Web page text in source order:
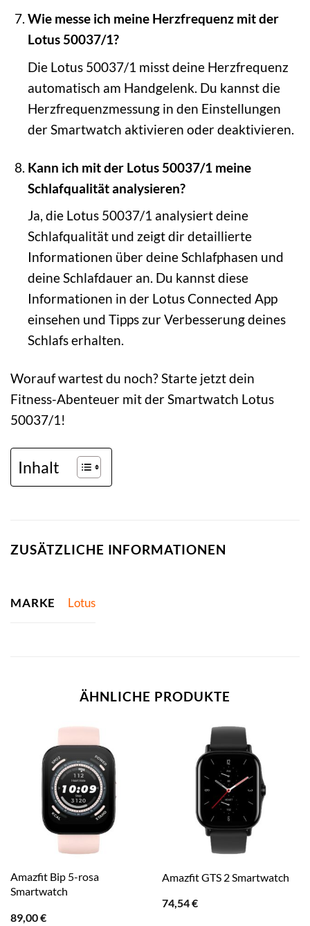
Wie messe ich meine Herzfrequenz mit der
Lotus 50037/1?
Die Lotus 50037/1 misst deine Herzfrequenz
automatisch am Handgelenk. Du kannst die
Herzfrequenzmessung in den Einstellungen
der Smartwatch aktivieren oder deaktivieren.
Kann ich mit der Lotus 50037/1 meine
Schlafqualität analysieren?
Ja, die Lotus 50037/1 analysiert deine
Schlafqualität und zeigt dir detaillierte
Informationen über deine Schlafphasen und
deine Schlafdauer an. Du kannst diese
Informationen in der Lotus Connected App
einsehen und Tipps zur Verbesserung deines
Schlafs erhalten.
Worauf wartest du noch? Starte jetzt dein
Fitness-Abenteuer mit der Smartwatch Lotus
50037/1!
Inhalt
ZUSÄTZLICHE INFORMATIONEN
MARKE Lotus
ÄHNLICHE PRODUKTE
Amazfit Bip 5-rosa
Smartwatch
89,00€
Amazfit GTS 2 Smartwatch
74,54€